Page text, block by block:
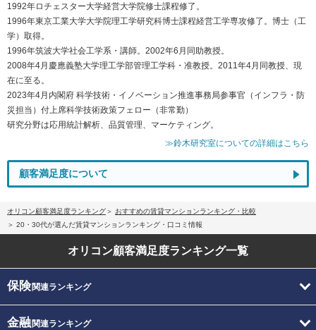
1992年ロチェスター大学経営大学院修士課程修了。
1996年東京工業大学大学院理工学研究科博士課程経営工学専攻修了。博士（工
学）取得。
1996年筑波大学社会工学系・講師。2002年6月同助教授。
2008年4月慶應義塾大学理工学部管理工学科・准教授。2011年4月同教授、現
在に至る。
2023年4月内閣府 科学技術・イノベーション推進事務局参事官（インフラ・防
災担当）付上席科学技術政策フェロー（非常勤）
研究分野は応用統計解析、品質管理、マーケティング。
≫鈴木研究室についての詳細はこちら
顧客満足度について
オリコン顧客満足度ランキング
おすすめの賃貸マンションランキング・比較
20・30代が選んだ賃貸マンションランキング・口コミ情報
オリコン顧客満足度ランキング一覧
保険関連ランキング
金融関連ランキング